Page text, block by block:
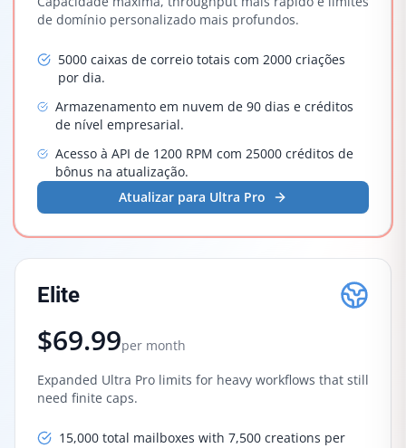
de domínio personalizado mais profundos.
5000 caixas de correio totais com 2000 criações
por dia.
Armazenamento em nuvem de 90 dias e créditos
de nível empresarial.
Acesso à API de 1200 RPM com 25000 créditos de
bônus na atualização.
Atualizar para Ultra Pro
Elite
$69.99per month
Expanded Ultra Pro limits for heavy workflows that still
need finite caps.
15,000 total mailboxes with 7,500 creations per